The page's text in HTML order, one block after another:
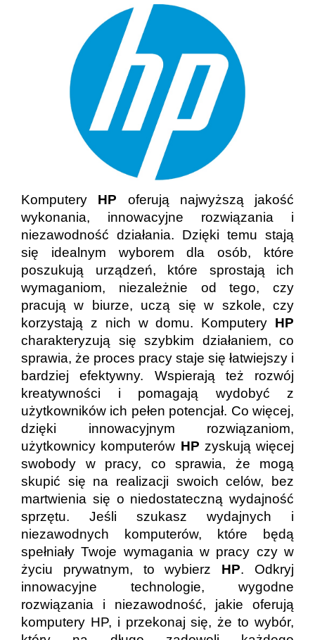
Komputery HP oferują najwyższą jakość
wykonania, innowacyjne rozwiązania i
niezawodność działania. Dzięki temu stają
się idealnym wyborem dla osób, które
poszukują urządzeń, które sprostają ich
wymaganiom, niezależnie od tego, czy
pracują w biurze, uczą się w szkole, czy
korzystają z nich w domu. Komputery HP
charakteryzują się szybkim działaniem, co
sprawia, że proces pracy staje się łatwiejszy i
bardziej efektywny. Wspierają też rozwój
kreatywności i pomagają wydobyć z
użytkowników ich pełen potencjał. Co więcej,
dzięki innowacyjnym rozwiązaniom,
użytkownicy komputerów HP zyskują więcej
swobody w pracy, co sprawia, że mogą
skupić się na realizacji swoich celów, bez
martwienia się o niedostateczną wydajność
sprzętu. Jeśli szukasz wydajnych i
niezawodnych komputerów, które będą
spełniały Twoje wymagania w pracy czy w
życiu prywatnym, to wybierz HP. Odkryj
innowacyjne technologie, wygodne
rozwiązania i niezawodność, jakie oferują
komputery HP, i przekonaj się, że to wybór,